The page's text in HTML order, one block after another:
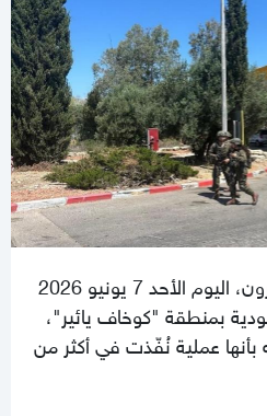
قُتل إسرائيلي وأُصيب آخرون، اليوم الأحد 7 يونيو 2026
بمنطقة "كوخاف يائير"،
عملية نُفّذت في أكثر من